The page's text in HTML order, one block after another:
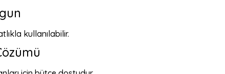
kullanılabilir.